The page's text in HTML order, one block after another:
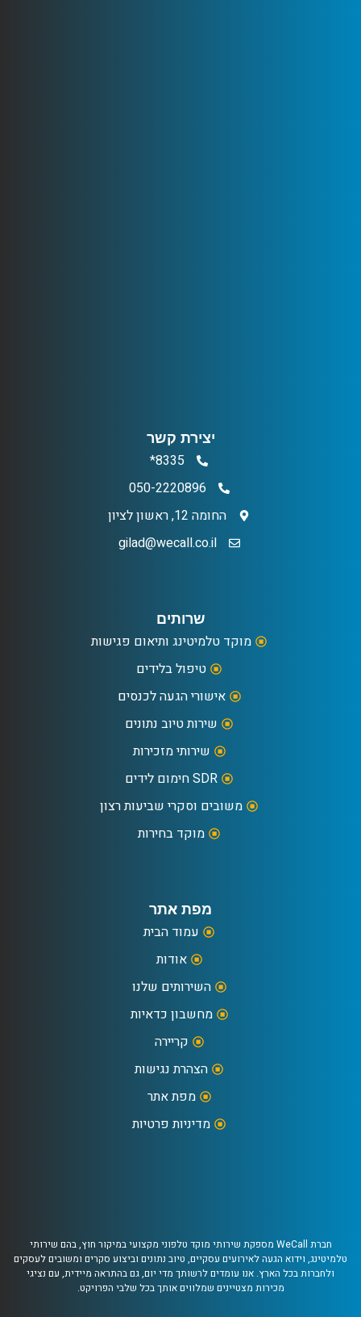
מפת אתר
עמוד הבית
אודות
השירותים שלנו
מחשבון כדאיות
קריירה
הצהרת נגישות
מפת אתר
מדיניות פרטיות
שרותים
מוקד טלמיטינג ותיאום פגישות
טיפול בלידים
אישורי הגעה לכנסים
שירות טיוב נתונים
שירותי מזכירות
SDR חימום לידים
משובים וסקרי שביעות רצון
מוקד בחירות
יצירת קשר
8335*
050-2220896
החומה 12, ראשון לציון
gilad@wecall.co.il
חברת WeCall מספקת שירותי מוקד טלפוני מקצועי במיקור חוץ, בהם שירותי
טלמיטינג, וידוא הגעה לאירועים עסקיים, טיוב נתונים וביצוע סקרים ומשובים לעסקים
ולחברות בכל הארץ. אנו עומדים לרשותך מדי יום, גם בהתראה מיידית, עם נציגי
מכירות מצטיינים שמלווים אותך בכל שלבי הפרויקט.